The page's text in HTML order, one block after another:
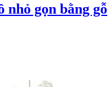
nhỏ gọn bằng gỗ